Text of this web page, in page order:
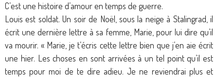
C’est une histoire d’amour en temps de guerre.
Louis est soldat. Un soir de Noël, sous la neige à Stalingrad, il
écrit une dernière lettre à sa femme, Marie, pour lui dire qu’il
va mourir. « Marie, je t’écris cette lettre bien que j’en aie écrit
une hier. Les choses en sont arrivées à un tel point qu’il est
temps pour moi de te dire adieu. Je ne reviendrai plus et